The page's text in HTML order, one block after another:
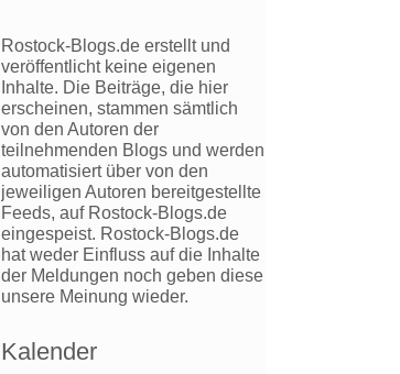
Rostock-Blogs.de erstellt und
veröffentlicht keine eigenen
Inhalte. Die Beiträge, die hier
erscheinen, stammen sämtlich
von den Autoren der
teilnehmenden Blogs und werden
automatisiert über von den
jeweiligen Autoren bereitgestellte
Feeds, auf Rostock-Blogs.de
eingespeist. Rostock-Blogs.de
hat weder Einfluss auf die Inhalte
der Meldungen noch geben diese
unsere Meinung wieder.
Kalender